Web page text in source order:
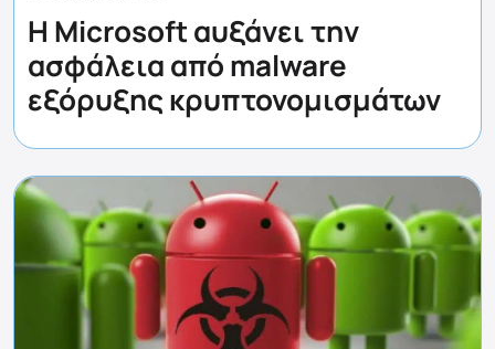
Η Microsoft αυξάνει την
ασφάλεια από malware
εξόρυξης κρυπτονομισμάτων